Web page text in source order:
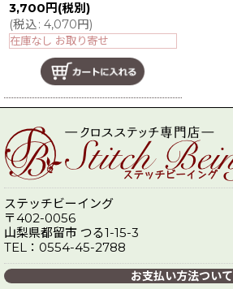
3,700 円 (税別)
(税込: 4,070円)
在庫なし お取り寄せ
ステッチビーイング
〒402-0056
山梨県都留市 つる1-15-3
TEL：0554-45-2788
お支払い方法ついて